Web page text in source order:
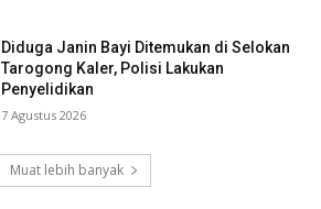
Diduga Janin Bayi Ditemukan di Selokan
Tarogong Kaler, Polisi Lakukan
Penyelidikan
7 Agustus 2026
Muat lebih banyak